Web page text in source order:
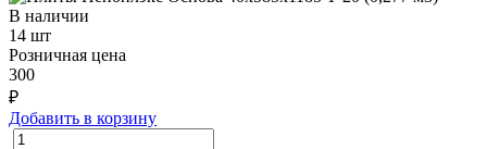
В наличии
14 шт
Розничная цена
300
₽
Добавить в корзину